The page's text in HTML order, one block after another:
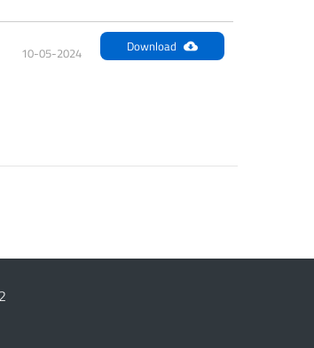
10-05-2024 Download